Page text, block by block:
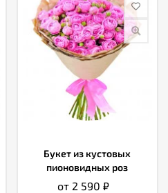
Букет из кустовых
пионовидных роз
от 2 590 ₽